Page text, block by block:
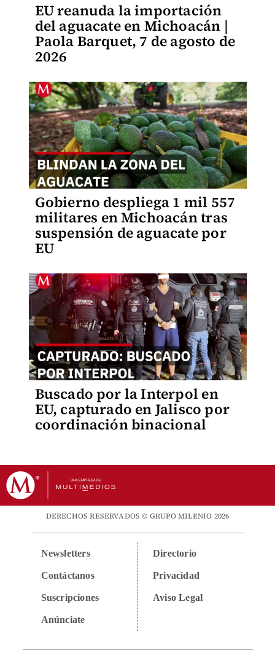
EU reanuda la importación
del aguacate en Michoacán |
Paola Barquet, 7 de agosto de
2026
Gobierno despliega 1 mil 557
militares en Michoacán tras
suspensión de aguacate por
EU
Buscado por la Interpol en
EU, capturado en Jalisco por
coordinación binacional
DERECHOS RESERVADOS © GRUPO MILENIO 2026
Newsletters
Contáctanos
Suscripciones
Anúnciate
Directorio
Privacidad
Aviso Legal